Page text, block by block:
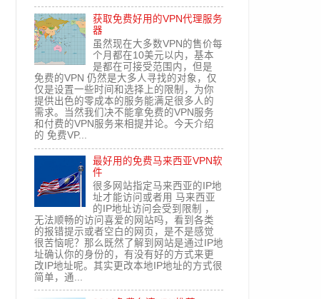
获取免费好用的VPN代理服务
器
虽然现在大多数VPN的售价每
个月都在10美元以内，基本
是都在可接受范围内，但是
免费的VPN 仍然是大多人寻找的对象，仅
仅是设置一些时间和选择上的限制，为你
提供出色的零成本的服务能满足很多人的
需求。当然我们决不能拿免费的VPN服务
和付费的VPN服务来相提并论。今天介绍
的 免费VP...
最好用的免费马来西亚VPN软
件
很多网站指定马来西亚的IP地
址才能访问或者用 马来西亚
的IP地址访问会受到限制 ，
无法顺畅的访问喜爱的网站吗，看到各类
的报错提示或者空白的网页，是不是感觉
很苦恼呢？那么既然了解到网站是通过IP地
址确认你的身份的，有没有好的方式来更
改IP地址呢。其实更改本地IP地址的方式很
简单，通...